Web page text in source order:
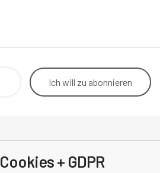
Ich will zu abonnieren
Rücktritt vom Vertrag
Cookies + GDPR